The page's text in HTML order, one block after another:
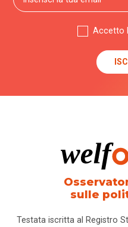
Accetto
sulle
Testata iscritta al Registro